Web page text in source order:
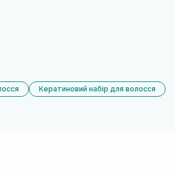
Кератиновий набір для волосся